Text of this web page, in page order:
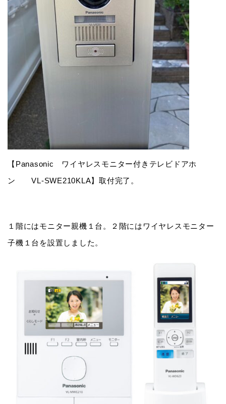
【Panasonic ワイヤレスモニター付きテレビドアホ
ン VL-SWE210KLA】取付完了。
１階にはモニター親機１台。２階にはワイヤレスモニター
子機１台を設置しました。